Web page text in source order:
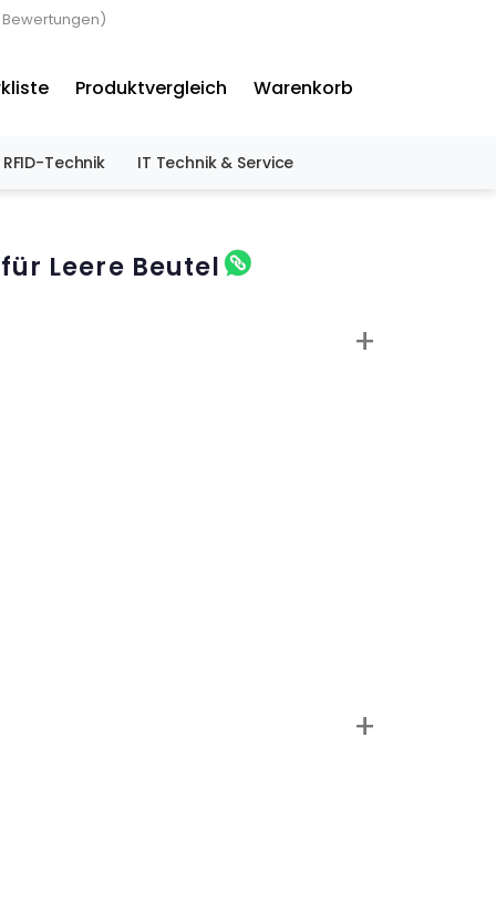
Produktvergleich Warenkorb
RFID-Technik IT Technik & Service
Leere Beutel
+
+